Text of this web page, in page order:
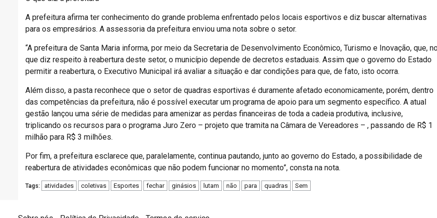
A prefeitura afirma ter conhecimento do grande problema enfrentado pelos locais esportivos e diz buscar alternativas
para os empresários. A assessoria da prefeitura enviou uma nota sobre o setor.
“A prefeitura de Santa Maria informa, por meio da Secretaria de Desenvolvimento Econômico, Turismo e Inovação, que,
que diz respeito à reabertura deste setor, o município depende de decretos estaduais. Assim que o governo do Estado
permitir a reabertura, o Executivo Municipal irá avaliar a situação e dar condições para que, de fato, isto ocorra.
Além disso, a pasta reconhece que o setor de quadras esportivas é duramente afetado economicamente, porém, dentro
das competências da prefeitura, não é possível executar um programa de apoio para um segmento específico. A atual
gestão lançou uma série de medidas para amenizar as perdas financeiras de toda a cadeia produtiva, inclusive,
triplicando os recursos para o programa Juro Zero – projeto que tramita na Câmara de Vereadores – , passando de R$ 1
milhão para R$ 3 milhões.
Por fim, a prefeitura esclarece que, paralelamente, continua pautando, junto ao governo do Estado, a possibilidade de
reabertura de atividades econômicas que não podem funcionar no momento”, consta na nota.
Tags: atividades coletivas Esportes fechar ginásios lutam não para quadras Sem